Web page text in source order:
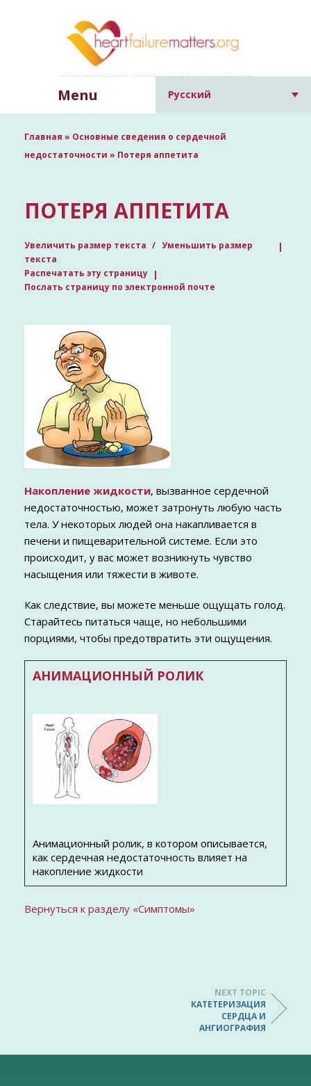
Menu Русский
Главная » Основные сведения о сердечной
недостаточности » Потеря аппетита
ПОТЕРЯ АППЕТИТА
Увеличить размер текста
Уменьшить размер
текста
Распечатать эту страницу
Послать страницу по электронной почте
Накопление жидкости, вызванное сердечной
недостаточностью, может затронуть любую часть
тела. У некоторых людей она накапливается в
печени и пищеварительной системе. Если это
происходит, у вас может возникнуть чувство
насыщения или тяжести в животе.
Как следствие, вы можете меньше ощущать голод.
Старайтесь питаться чаще, но небольшими
порциями, чтобы предотвратить эти ощущения.
АНИМАЦИОННЫЙ РОЛИК
Анимационный ролик, в котором описывается,
как сердечная недостаточность влияет на
накопление жидкости
Вернуться к разделу «Симптомы»
NEXT TOPIC
КАТЕТЕРИЗАЦИЯ
СЕРДЦА И
АНГИОГРАФИЯ